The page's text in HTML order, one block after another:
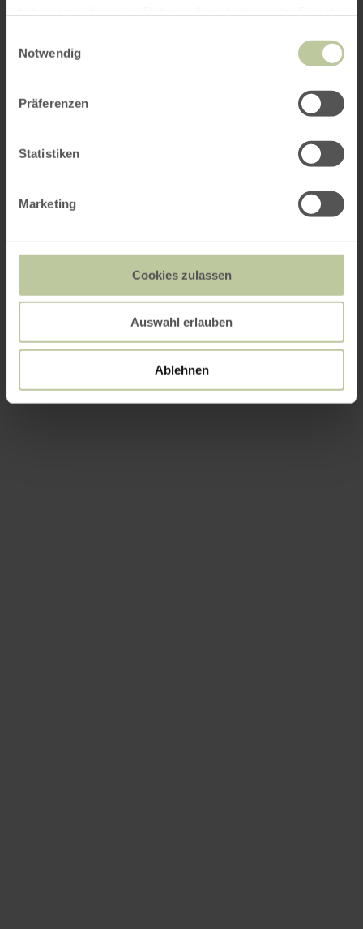
Notwendig
Präferenzen
Statistiken
Marketing
Cookies zulassen
Auswahl erlauben
Ablehnen